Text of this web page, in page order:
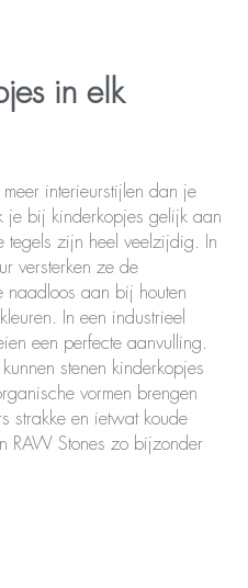
in elk
interieurstijlen dan je
je bij kinderkopjes gelijk aan
tegels zijn heel veelzijdig. In
versterken ze de
naadloos aan bij houten
In een industrieel
een perfecte aanvulling.
stenen kinderkopjes
vormen brengen
strakke en ietwat koude
RAW Stones zo bijzonder